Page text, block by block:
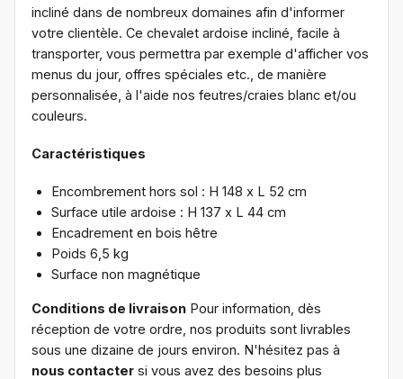
incliné dans de nombreux domaines afin d'informer
votre clientèle. Ce chevalet ardoise incliné, facile à
transporter, vous permettra par exemple d'afficher vos
menus du jour, offres spéciales etc., de manière
personnalisée, à l'aide nos feutres/craies blanc et/ou
couleurs.
Caractéristiques
Encombrement hors sol : H 148 x L 52 cm
Surface utile ardoise : H 137 x L 44 cm
Encadrement en bois hêtre
Poids 6,5 kg
Surface non magnétique
Conditions de livraison Pour information, dès
réception de votre ordre, nos produits sont livrables
sous une dizaine de jours environ. N'hésitez pas à
nous contacter si vous avez des besoins plus